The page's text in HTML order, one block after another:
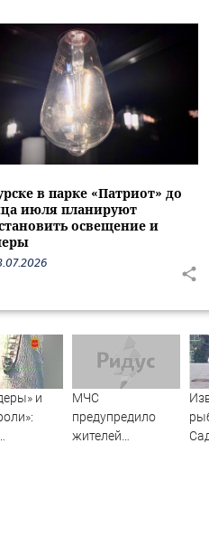
в парке «Патриот» до
июля планируют
освещение и
и
МЧС
предупредило
жителей